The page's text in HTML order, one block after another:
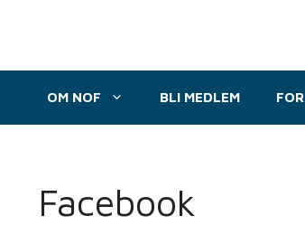
OM NOF BLI MEDLEM
Facebook